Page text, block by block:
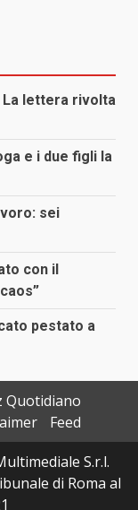
La lettera rivolta
e i due figli la
sei
con il
pestato a
Quotidiano
Feed
S.r.l.
di Roma al